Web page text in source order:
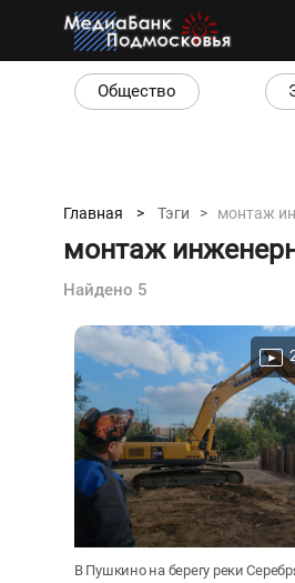
Общество
Главная > Тэги > монтаж
монтаж
Найдено 5
В Пушкино на берегу реки